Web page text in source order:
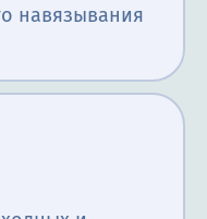
навязывания